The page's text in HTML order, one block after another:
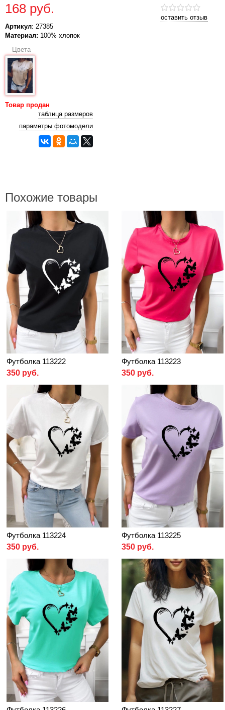
оставить отзыв
168 руб.
Артикул: 27385
Материал: 100% хлопок
Цвета
Товар продан
таблица размеров
параметры фотомодели
Похожие товары
Футболка 113222
350 руб.
Футболка 113223
350 руб.
Футболка 113224
350 руб.
Футболка 113225
350 руб.